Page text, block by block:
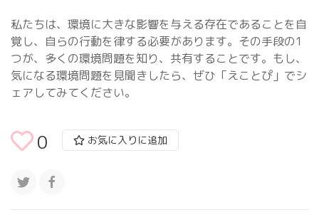
私たちは、環境に大きな影響を与える存在であることを自
覚し、自らの行動を律する必要があります。その手段の1
つが、多くの環境問題を知り、共有することです。もし、
気になる環境問題を見聞きしたら、ぜひ「えことぴ」でシ
ェアしてみてください。
0 お気に入りに追加